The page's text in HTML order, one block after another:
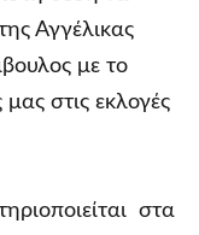
Αγγέλικας
με το
στις εκλογές
στα